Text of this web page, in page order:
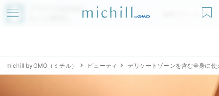
アプリでmichillが
無料ダウンロード
michill byGMO（ミチル） ビューティ デリケートゾーンを含む全身に